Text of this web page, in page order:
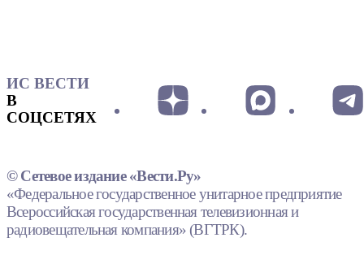
ИС ВЕСТИ
В
СОЦСЕТЯХ
© Сетевое издание «Вести.Ру»
«Федеральное государственное унитарное предприятие
Всероссийская государственная телевизионная и
радиовещательная компания» (ВГТРК).